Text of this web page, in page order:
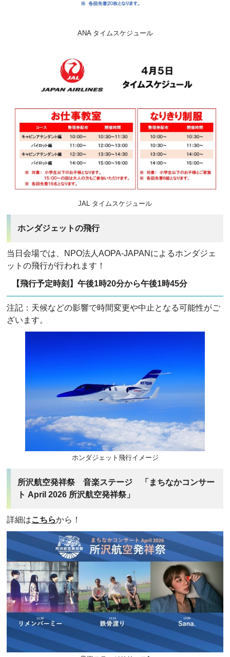
ANA タイムスケジュール
JAL タイムスケジュール
ホンダジェットの飛行
当日会場では、NPO法人AOPA-JAPANによるホンダジェ
ットの飛行が行われます！
【飛行予定時刻】午後1時20分から午後1時45分
注記：天候などの影響で時間変更や中止となる可能性がご
ざいます。
ホンダジェット飛行イメージ
所沢航空発祥祭 音楽ステージ 「まちなかコンサー
ト April 2026 所沢航空発祥祭」
詳細はこちらから！